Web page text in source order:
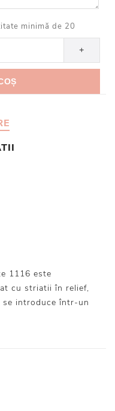
minimă de 20
+
1116 este
cu striatii în relief,
introduce într-un